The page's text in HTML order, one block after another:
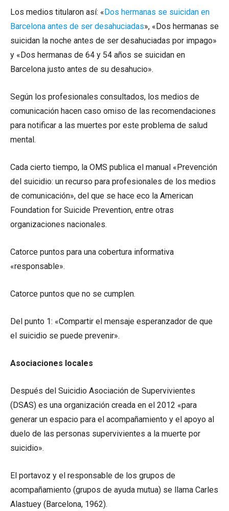
Los medios titularon así: «Dos hermanas se suicidan en
Barcelona antes de ser desahuciadas», «Dos hermanas se
suicidan la noche antes de ser desahuciadas por impago»
y «Dos hermanas de 64 y 54 años se suicidan en
Barcelona justo antes de su desahucio».
Según los profesionales consultados, los medios de
comunicación hacen caso omiso de las recomendaciones
para notificar a las muertes por este problema de salud
mental.
Cada cierto tiempo, la OMS publica el manual «Prevención
del suicidio: un recurso para profesionales de los medios
de comunicación», del que se hace eco la American
Foundation for Suicide Prevention, entre otras
organizaciones nacionales.
Catorce puntos para una cobertura informativa
«responsable».
Catorce puntos que no se cumplen.
Del punto 1: «Compartir el mensaje esperanzador de que
el suicidio se puede prevenir».
Asociaciones locales
Después del Suicidio Asociación de Supervivientes
(DSAS) es una organización creada en el 2012 «para
generar un espacio para el acompañamiento y el apoyo al
duelo de las personas supervivientes a la muerte por
suicidio».
El portavoz y el responsable de los grupos de
acompañamiento (grupos de ayuda mutua) se llama Carles
Alastuey (Barcelona, ​​1962).